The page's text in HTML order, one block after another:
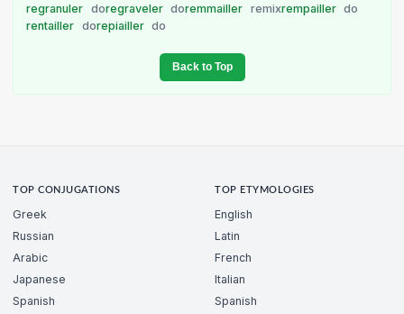
regranuler doregraveler doremmailler remixrempailler do
rentailler dorepiailler do
Back to Top
TOP CONJUGATIONS
Greek
Russian
Arabic
Japanese
Spanish
TOP ETYMOLOGIES
English
Latin
French
Italian
Spanish